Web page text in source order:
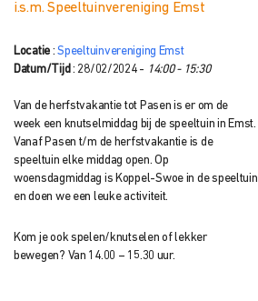
i.s.m. Speeltuinvereniging Emst
Locatie :Speeltuinvereniging Emst
Datum/Tijd : 28/02/2024 - 14:00 - 15:30
Van de herfstvakantie tot Pasen is er om de
week een knutselmiddag bij de speeltuin in Emst.
Vanaf Pasen t/m de herfstvakantie is de
speeltuin elke middag open. Op
woensdagmiddag is Koppel-Swoe in de speeltuin
en doen we een leuke activiteit.
Kom je ook spelen/knutselen of lekker
bewegen? Van 14.00 – 15.30 uur.